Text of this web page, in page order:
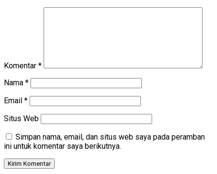
Komentar *
Nama *
Email *
Situs Web
Simpan nama, email, dan situs web saya pada peramban
ini untuk komentar saya berikutnya.